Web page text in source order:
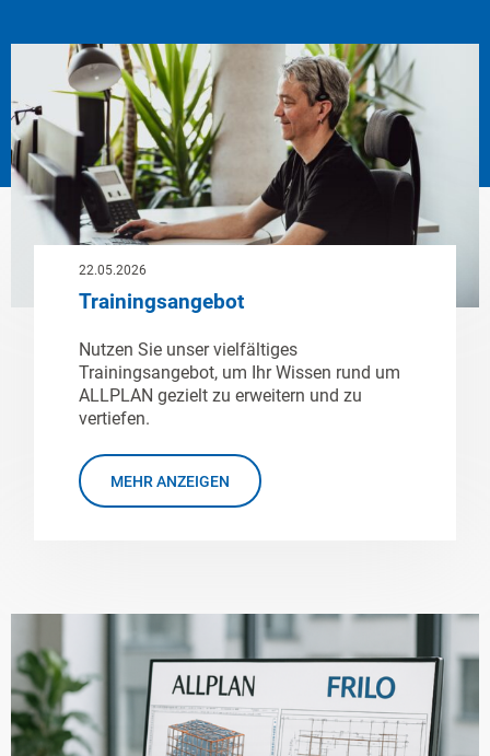
22.05.2026
Trainingsangebot
Nutzen Sie unser vielfältiges
Trainingsangebot, um Ihr Wissen rund um
ALLPLAN gezielt zu erweitern und zu
vertiefen.
MEHR ANZEIGEN